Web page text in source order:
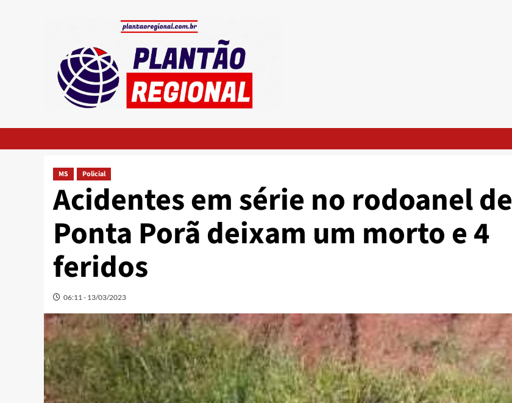
MS Policial
Acidentes em série no rodoanel de
Ponta Porã deixam um morto e 4
feridos
06:11 - 13/03/2023